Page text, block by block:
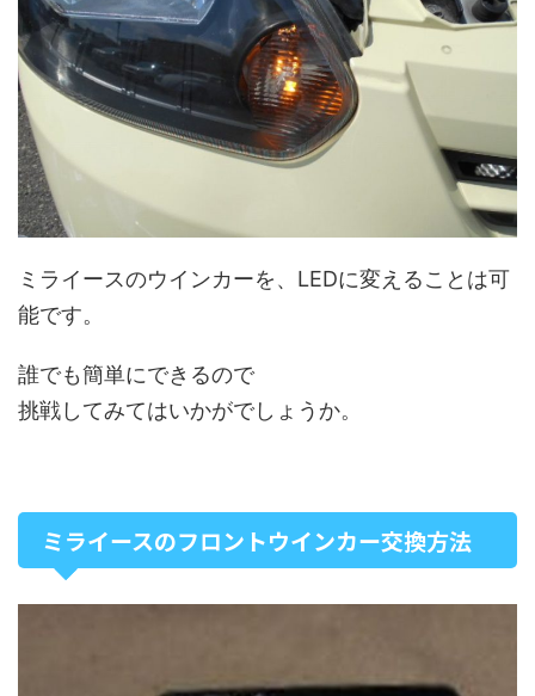
ミライースのウインカーを、LEDに変えることは可
能です。
誰でも簡単にできるので
挑戦してみてはいかがでしょうか。
ミライースのフロントウインカー交換方法